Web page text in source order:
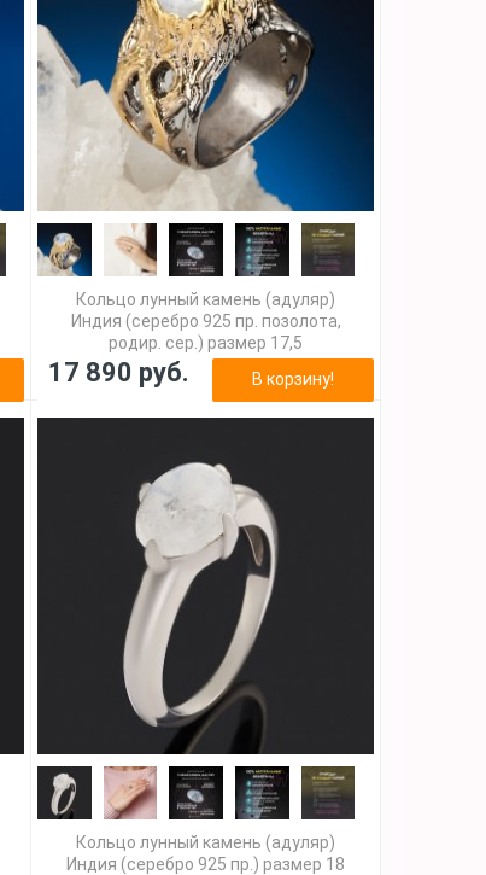
Кольцо лунный камень (адуляр)
Индия (серебро 925 пр. позолота,
родир. сер.) размер 17,5
17 890 руб. В корзину!
Кольцо лунный камень (адуляр)
Индия (серебро 925 пр.) размер 18